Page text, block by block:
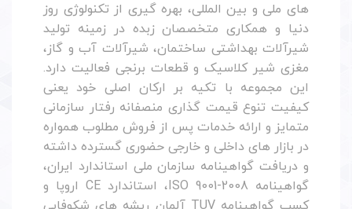
های ملی و بین المللی، بهره گیری از تکنولوژی روز
دنیا و همکاری متخصصان زبده در زمینه تولید
شیرآلات بهداشتی ساختمان، شیرآلات آب و گاز،
مغزی شیر کلاسیک و قطعات برنجی فعالیت دارد.
این مجموعه با تکیه بر ارکان اصلی خود یعنی
کیفیت تنوع قیمت گذاری منصفانه رفتار سازمانی
متمایز و ارائه خدمات پس از فروش مطلوب همواره
در بازار های داخلی و خارجی حضوری گسترده داشته
و دریافت گواهینامه سازمان ملی استاندارد ایران،
گواهینامه ISO 9001-2008، استاندارد CE اروپا و